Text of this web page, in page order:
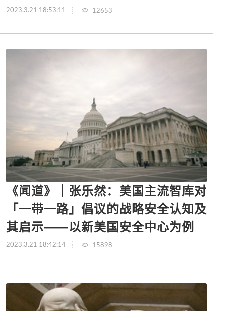
2023.3.21 18:53:11 12653
《闻道》｜张乐然：美国主流智库对
「一带一路」倡议的战略安全认知及
其启示——以新美国安全中心为例
2023.3.21 18:42:14 15898